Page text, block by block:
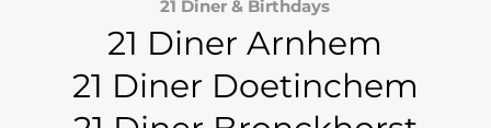
21 Diner & Birthdays
21 Diner Arnhem
21 Diner Doetinchem